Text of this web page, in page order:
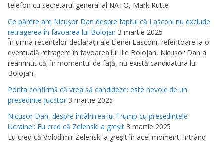
telefon cu secretarul general al NATO, Mark Rutte.
Ce părere are Nicuşor Dan despre faptul că Lasconi nu exclude
retragerea în favoarea lui Bolojan 3 martie 2025
În urma recentelor declaraţii ale Elenei Lasconi, referitoare la o
eventuală retragere în favoarea lui Ilie Bolojan, Nicuşor Dan a
reamintit că, în momentul de faţă, nu există candidatura lui
Bolojan.
Ponta confirmă că vrea să candideze: este nevoie de un
preşedinte jucător 3 martie 2025
Nicuşor Dan, despre întâlnirea lui Trump cu preşedintele
Ucrainei: Eu cred că Zelenski a greşit 3 martie 2025
Eu cred că Volodimir Zelenski a greşit în acel moment, intrând